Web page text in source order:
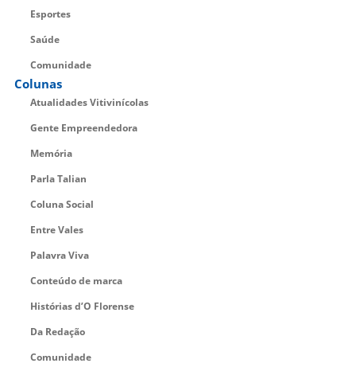
Esportes
Saúde
Comunidade
Colunas
Atualidades Vitivinícolas
Gente Empreendedora
Memória
Parla Talian
Coluna Social
Entre Vales
Palavra Viva
Conteúdo de marca
Histórias d’O Florense
Da Redação
Comunidade